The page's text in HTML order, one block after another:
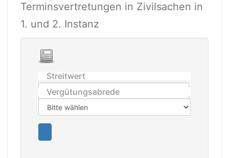
Terminsvertretungen in Zivilsachen in
1. und 2. Instanz
Streitwert
Vergütungsabrede